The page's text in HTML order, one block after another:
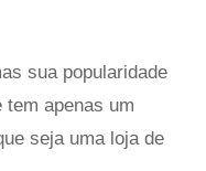
sua popularidade
tem apenas um
seja uma loja de